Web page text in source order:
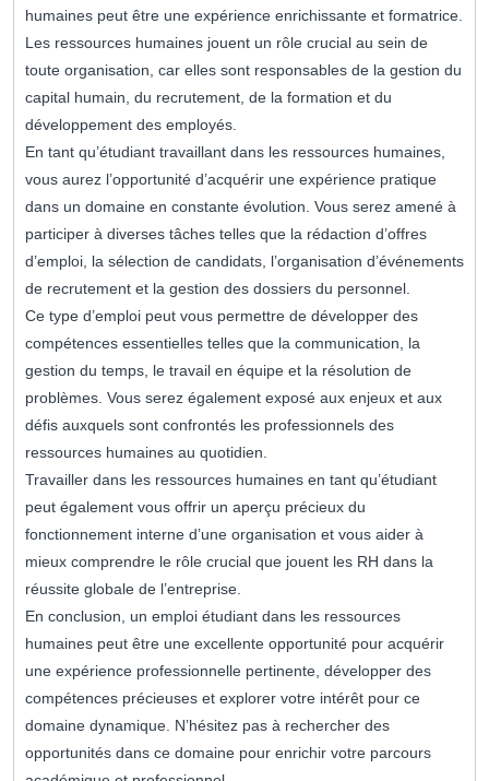
humaines peut être une expérience enrichissante et formatrice.
Les ressources humaines jouent un rôle crucial au sein de
toute organisation, car elles sont responsables de la gestion du
capital humain, du recrutement, de la formation et du
développement des employés.
En tant qu’étudiant travaillant dans les ressources humaines,
vous aurez l’opportunité d’acquérir une expérience pratique
dans un domaine en constante évolution. Vous serez amené à
participer à diverses tâches telles que la rédaction d’offres
d’emploi, la sélection de candidats, l’organisation d’événements
de recrutement et la gestion des dossiers du personnel.
Ce type d’emploi peut vous permettre de développer des
compétences essentielles telles que la communication, la
gestion du temps, le travail en équipe et la résolution de
problèmes. Vous serez également exposé aux enjeux et aux
défis auxquels sont confrontés les professionnels des
ressources humaines au quotidien.
Travailler dans les ressources humaines en tant qu’étudiant
peut également vous offrir un aperçu précieux du
fonctionnement interne d’une organisation et vous aider à
mieux comprendre le rôle crucial que jouent les RH dans la
réussite globale de l’entreprise.
En conclusion, un emploi étudiant dans les ressources
humaines peut être une excellente opportunité pour acquérir
une expérience professionnelle pertinente, développer des
compétences précieuses et explorer votre intérêt pour ce
domaine dynamique. N’hésitez pas à rechercher des
opportunités dans ce domaine pour enrichir votre parcours